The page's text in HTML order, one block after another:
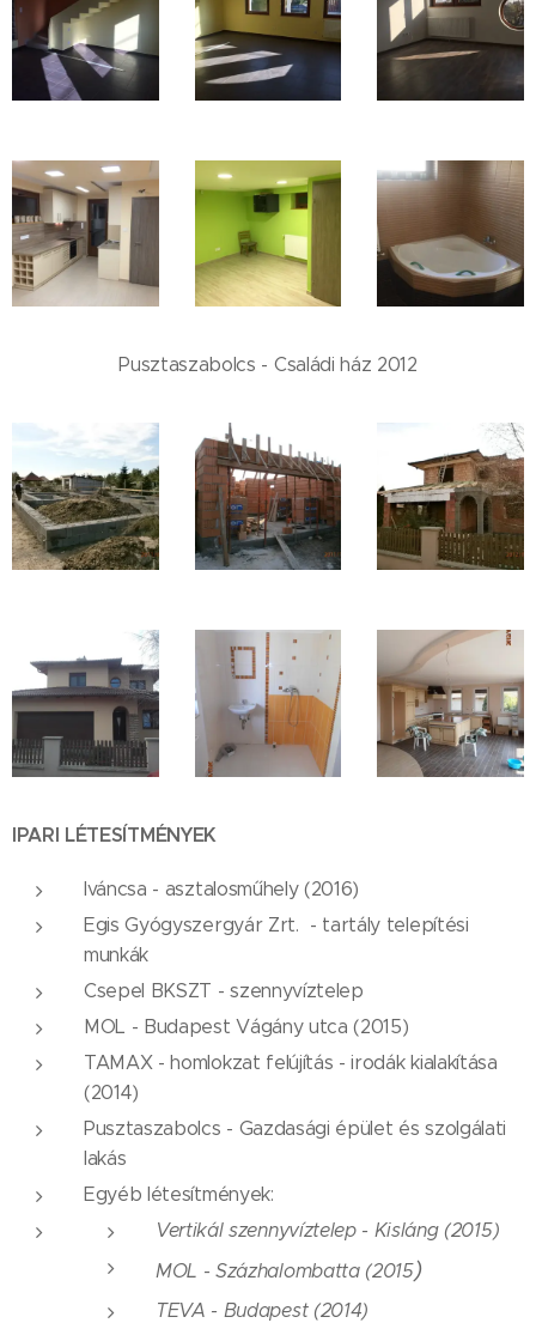
Pusztaszabolcs - Családi ház 2012
IPARI LÉTESÍTMÉNYEK
Iváncsa - asztalosműhely (2016)
Egis Gyógyszergyár Zrt. - tartály telepítési
munkák
Csepel BKSZT - szennyvíztelep
MOL - Budapest Vágány utca (2015)
TAMAX - homlokzat felújítás - irodák kialakítása
(2014)
Pusztaszabolcs - Gazdasági épület és szolgálati
lakás
Egyéb létesítmények:
Vertikál szennyvíztelep - Kisláng (2015)
MOL - Százhalombatta (2015)
TEVA - Budapest (2014)